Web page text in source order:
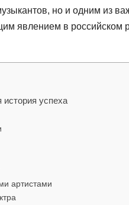
но и одним из
явлением в российском
успеха
артистами